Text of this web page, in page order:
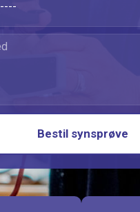
Bestil synsprøve